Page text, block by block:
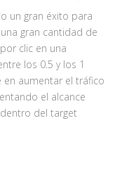
un gran éxito para
gran cantidad de
clic en una
los 0.5 y los 1
en aumentar el tráfico
el alcance
del target